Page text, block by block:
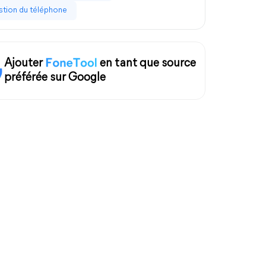
du téléphone
Ajouter
en tant que source
préférée sur Google